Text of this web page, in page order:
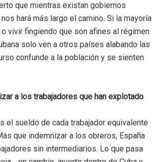
que mientras existan gobiernos
hará más largo el camino. Si la mayoría
vivir fingiendo que son afines al régimen
solo ven a otros países alabando las
confunde a la población y se sienten
a los trabajadores que han explotado
el sueldo de cada trabajador equivalente
que indemnizar a los obreros, España
sin intermediarios. Lo que pasa